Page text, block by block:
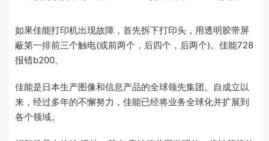
如果佳能打印机出现故障，首先拆下打印头，用透明胶带屏
蔽第一排前三个触电(或前两个，后四个，后两个)。佳能728
报错b200。
佳能是日本生产图像和信息产品的全球领先集团。自成立以
来，经过多年的不懈努力，佳能已经将业务全球化并扩展到
各个领域。